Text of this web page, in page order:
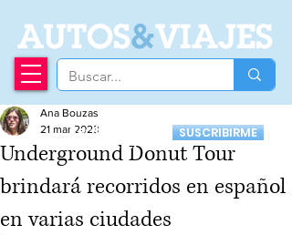
AUTOS&VIAJES
Recibí nuestro
Newsletter
SUSCRIBIRME
Underground Donut Tour
brindará recorridos en español
en varias ciudades
Ana Bouzas
21 mar 2023